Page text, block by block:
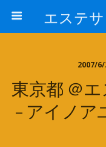
2007/
東京都 ＠
– アイノ